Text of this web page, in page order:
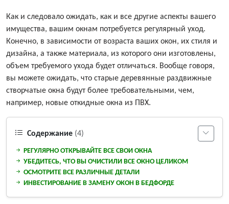
Как и следовало ожидать, как и все другие аспекты вашего
имущества, вашим окнам потребуется регулярный уход.
Конечно, в зависимости от возраста ваших окон, их стиля и
дизайна, а также материала, из которого они изготовлены,
объем требуемого ухода будет отличаться. Вообще говоря,
вы можете ожидать, что старые деревянные раздвижные
створчатые окна будут более требовательными, чем,
например, новые откидные окна из ПВХ.
Содержание (4)
РЕГУЛЯРНО ОТКРЫВАЙТЕ ВСЕ СВОИ ОКНА
УБЕДИТЕСЬ, ЧТО ВЫ ОЧИСТИЛИ ВСЕ ОКНО ЦЕЛИКОМ
ОСМОТРИТЕ ВСЕ РАЗЛИЧНЫЕ ДЕТАЛИ
ИНВЕСТИРОВАНИЕ В ЗАМЕНУ ОКОН В БЕДФОРДЕ